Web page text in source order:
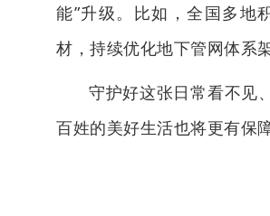
能”升级。比如，全国多地
材，持续优化地下管网体系
守护好这张日常看不见
百姓的美好生活也将更有保障